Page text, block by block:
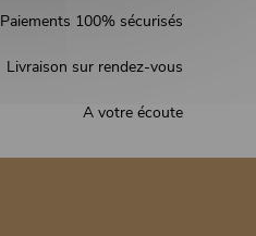
Paiements 100% sécurisés
Livraison sur rendez-vous
A votre écoute